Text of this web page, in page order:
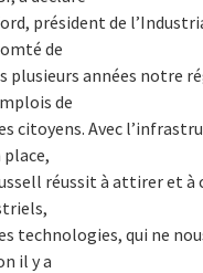
président de
de
plusieurs années notre
de
citoyens. Avec
place,
réussit à attirer et à
technologies, qui ne
il y a